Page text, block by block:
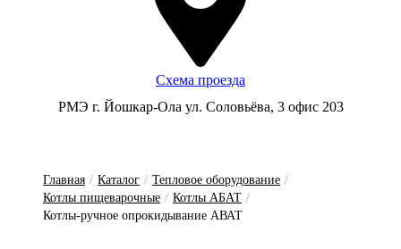
Схема проезда
РМЭ г. Йошкар-Ола ул. Соловьёва, 3 офис 203
Главная / Каталог / Тепловое оборудование /
Котлы пищеварочные / Котлы АБАТ /
Котлы-ручное опрокидывание АВАТ